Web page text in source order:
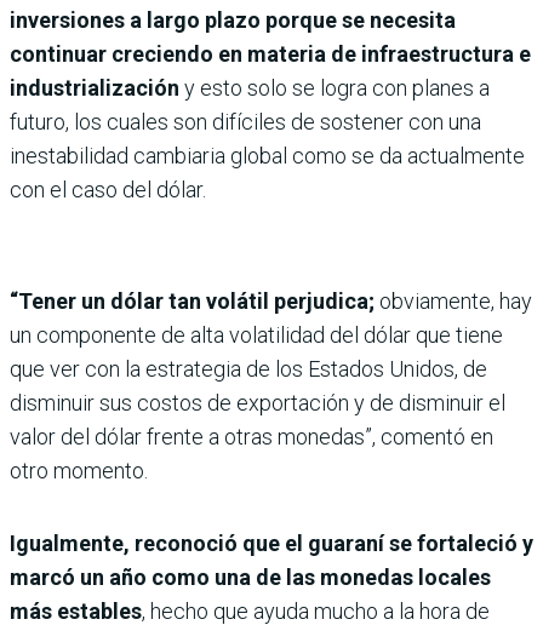
inversiones a largo plazo porque se necesita
continuar creciendo en materia de infraestructura e
industrialización y esto solo se logra con planes a
futuro, los cuales son difíciles de sostener con una
inestabilidad cambiaria global como se da actualmente
con el caso del dólar.
“Tener un dólar tan volátil perjudica; obviamente, hay
un componente de alta volatilidad del dólar que tiene
que ver con la estrategia de los Estados Unidos, de
disminuir sus costos de exportación y de disminuir el
valor del dólar frente a otras monedas”, comentó en
otro momento.
Igualmente, reconoció que el guaraní se fortaleció y
marcó un año como una de las monedas locales
más estables, hecho que ayuda mucho a la hora de